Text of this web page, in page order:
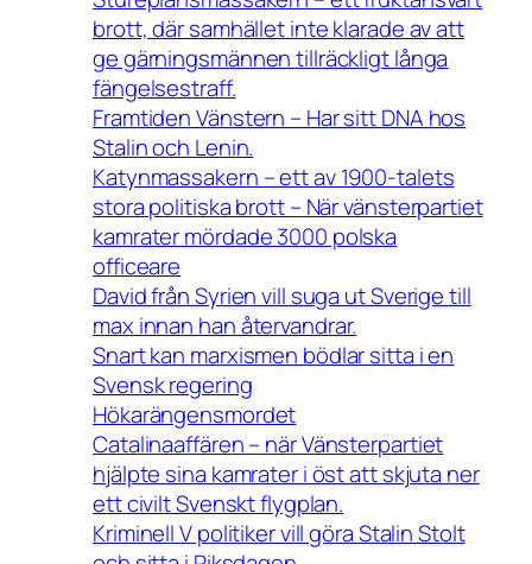
brott, där samhället inte klarade av att
ge gärningsmännen tillräckligt långa
fängelsestraff.
Framtiden Vänstern – Har sitt DNA hos
Stalin och Lenin.
Katynmassakern – ett av 1900-talets
stora politiska brott – När vänsterpartiet
kamrater mördade 3000 polska
officeare
David från Syrien vill suga ut Sverige till
max innan han återvandrar.
Snart kan marxismen bödlar sitta i en
Svensk regering
Hökarängensmordet
Catalinaaffären – när Vänsterpartiet
hjälpte sina kamrater i öst att skjuta ner
ett civilt Svenskt flygplan.
Kriminell V politiker vill göra Stalin Stolt